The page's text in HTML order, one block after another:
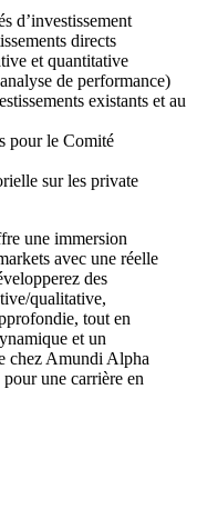
d’investissement
directs
et quantitative
de performance)
existants et au
pour le Comité
sur les private
une immersion
avec une réelle
des
qualitative,
tout en
et un
chez Amundi Alpha
une carrière en